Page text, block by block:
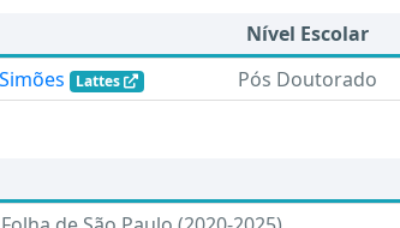
Nível Escolar
Lattes Pós Doutorado